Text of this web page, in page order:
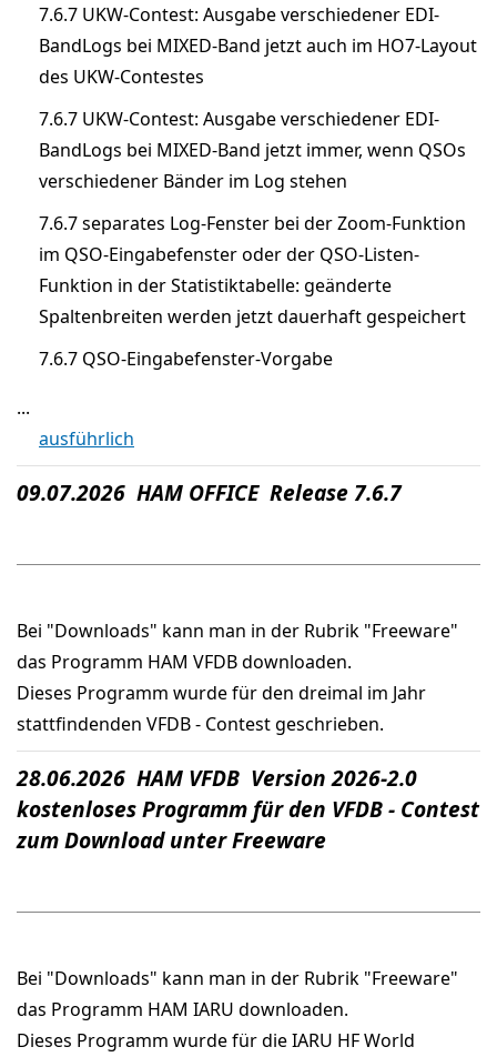
7.6.7 UKW-Contest: Ausgabe verschiedener EDI-
BandLogs bei MIXED-Band jetzt auch im HO7-Layout
des UKW-Contestes
7.6.7 UKW-Contest: Ausgabe verschiedener EDI-
BandLogs bei MIXED-Band jetzt immer, wenn QSOs
verschiedener Bänder im Log stehen
7.6.7 separates Log-Fenster bei der Zoom-Funktion
im QSO-Eingabefenster oder der QSO-Listen-
Funktion in der Statistiktabelle: geänderte
Spaltenbreiten werden jetzt dauerhaft gespeichert
7.6.7 QSO-Eingabefenster-Vorgabe
...
ausführlich
09.07.2026 HAM OFFICE Release 7.6.7
Bei "Downloads" kann man in der Rubrik "Freeware"
das Programm HAM VFDB downloaden.
Dieses Programm wurde für den dreimal im Jahr
stattfindenden VFDB - Contest geschrieben.
28.06.2026 HAM VFDB Version 2026-2.0
kostenloses Programm für den VFDB - Contest
zum Download unter Freeware
Bei "Downloads" kann man in der Rubrik "Freeware"
das Programm HAM IARU downloaden.
Dieses Programm wurde für die IARU HF World